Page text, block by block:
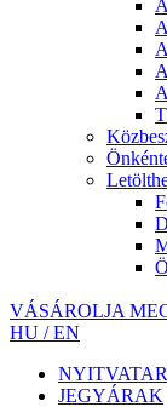
VÁSÁROLJA
HU /EN
JEGYÁRAK